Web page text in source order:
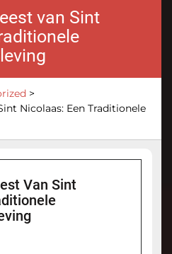
van Sint
>
Nicolaas: Een Traditionele
Van Sint